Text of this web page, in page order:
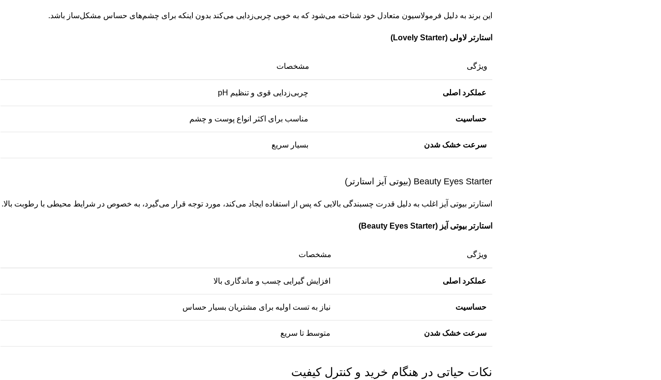
این برند به دلیل فرمولاسیون متعادل خود شناخته می‌شود که به خوبی چربی‌زدایی می‌کند بدون اینکه برای چشم‌های حساس مشکل‌ساز باشد.
استارتر لاولی (Lovely Starter)
ویژگی مشخصات
عملکرد اصلی چربی‌زدایی قوی و تنظیم pH
حساسیت مناسب برای اکثر انواع پوست و چشم
سرعت خشک شدن بسیار سریع
Beauty Eyes Starter (بیوتی آیز استارتر)
استارتر بیوتی آیز اغلب به دلیل قدرت چسبندگی بالایی که پس از استفاده ایجاد می‌کند، مورد توجه قرار می‌گیرد، به خصوص در شرایط محیطی با رطوبت بالا.
استارتر بیوتی آیز (Beauty Eyes Starter)
ویژگی مشخصات
عملکرد اصلی افزایش گیرایی چسب و ماندگاری بالا
حساسیت نیاز به تست اولیه برای مشتریان بسیار حساس
سرعت خشک شدن متوسط تا سریع
نکات حیاتی در هنگام خرید و کنترل کیفیت